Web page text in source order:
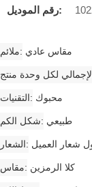
رقم الموديل:
ملائم مقاس عادي
لكل وحدة منتج
التقنيات محبوك
شكل الكم طبيعي
الشعار
مقاس كلا الرمزين